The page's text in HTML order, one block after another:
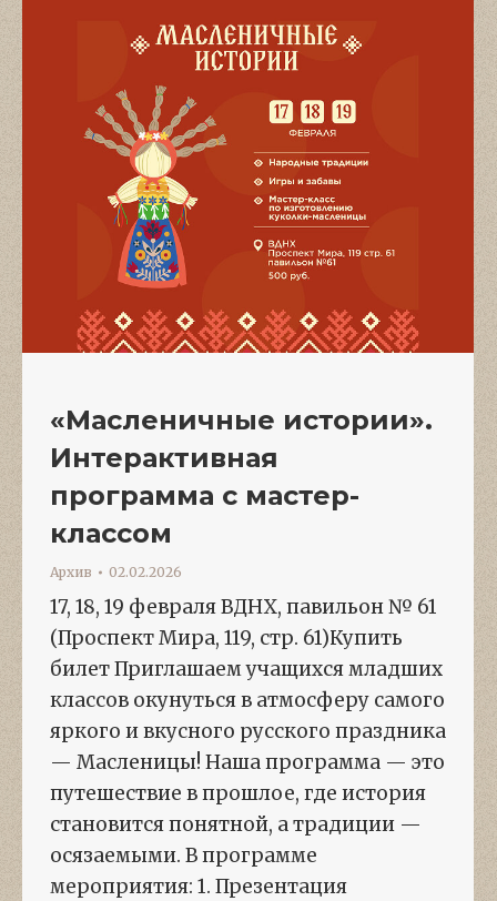
«Масленичные истории».
Интерактивная
программа с мастер-
классом
Архив 02.02.2026
17, 18, 19 февраля ВДНХ, павильон № 61
(Проспект Мира, 119, стр. 61)Купить
билет Приглашаем учащихся младших
классов окунуться в атмосферу самого
яркого и вкусного русского праздника
— Масленицы! Наша программа — это
путешествие в прошлое, где история
становится понятной, а традиции —
осязаемыми. В программе
мероприятия: 1. Презентация